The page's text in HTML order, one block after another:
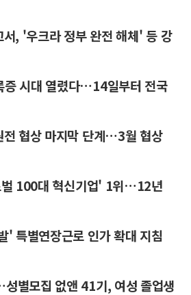
, '우크라 정부 완전 해체' 등 강
증 시대 열렸다…14일부터 전국
협상 마지막 단계…3월 협상
100대 혁신기업' 1위…12년
' 특별연장근로 인가 확대 지침
별모집 없앤 41기, 여성 졸업생